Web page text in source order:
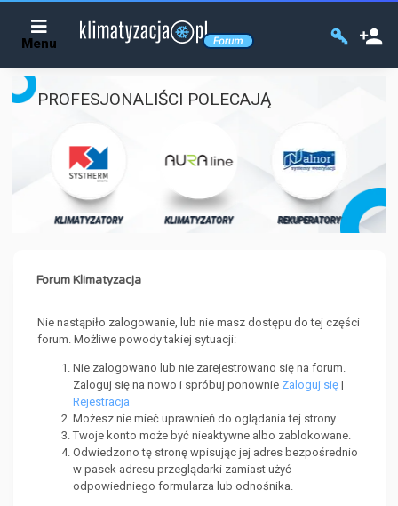
Menu
PROFESJONALIŚCI POLECAJĄ
KLIMATYZATORY KLIMATYZATORY REKUPERATORY
Forum Klimatyzacja
Nie nastąpiło zalogowanie, lub nie masz dostępu do tej części
forum. Możliwe powody takiej sytuacji:
Nie zalogowano lub nie zarejestrowano się na forum.
Zaloguj się na nowo i spróbuj ponownie Zaloguj się |
Rejestracja
Możesz nie mieć uprawnień do oglądania tej strony.
Twoje konto może być nieaktywne albo zablokowane.
Odwiedzono tę stronę wpisując jej adres bezpośrednio
w pasek adresu przeglądarki zamiast użyć
odpowiedniego formularza lub odnośnika.